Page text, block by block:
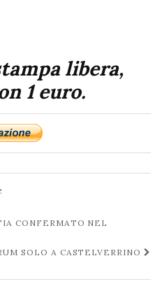
libera,
1 euro.
CONFERMATO NEL
SOLO A CASTELVERRINO